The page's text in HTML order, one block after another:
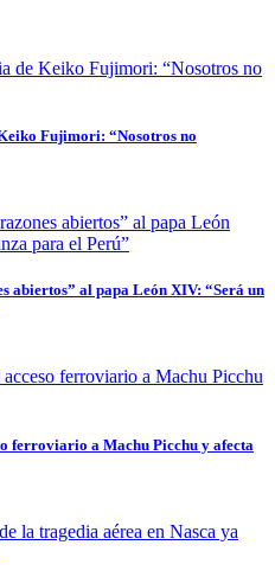
Fujimori: “Nosotros no
abiertos” al papa León XIV: “Será un
ferroviario a Machu Picchu y afecta